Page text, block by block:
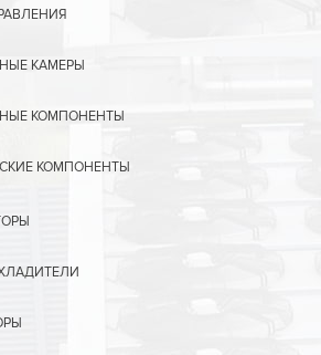
КАМЕРЫ
КОМПОНЕНТЫ
КОМПОНЕНТЫ